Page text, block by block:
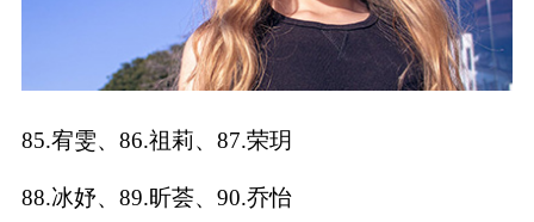
85.宥雯、86.祖莉、87.荣玥
88.冰妤、89.昕荟、90.乔怡